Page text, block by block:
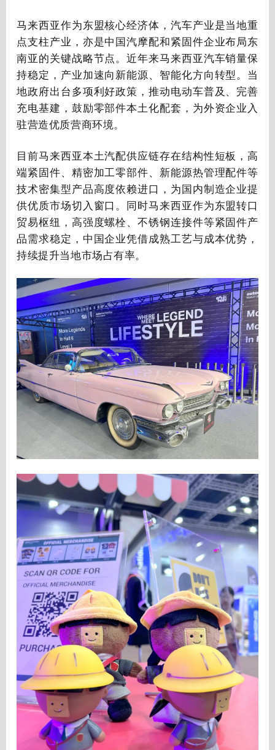
马来西亚作为东盟核心经济体，汽车产业是当地重
点支柱产业，亦是中国汽摩配和紧固件企业布局东
南亚的关键战略节点。近年来马来西亚汽车销量保
持稳定，产业加速向新能源、智能化方向转型。当
地政府出台多项利好政策，推动电动车普及、完善
充电基建，鼓励零部件本土化配套，为外资企业入
驻营造优质营商环境。
目前马来西亚本土汽配供应链存在结构性短板，高
端紧固件、精密加工零部件、新能源热管理配件等
技术密集型产品高度依赖进口，为国内制造企业提
供优质市场切入窗口。同时马来西亚作为东盟转口
贸易枢纽，高强度螺栓、不锈钢连接件等紧固件产
品需求稳定，中国企业凭借成熟工艺与成本优势，
持续提升当地市场占有率。